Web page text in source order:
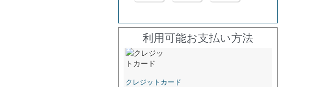
利用可能お支払い方法
クレジットカード